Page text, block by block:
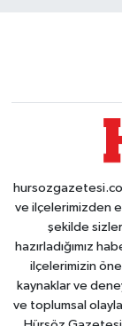
ve ilçelerimizden
şekilde
hazırladığımız
ilçelerimizin
kaynaklar ve
ve toplumsal